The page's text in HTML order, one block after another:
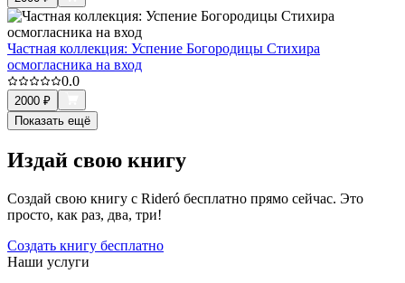
Частная коллекция: Успение Богородицы Стихира
осмогласника на вход
0.0
2000 ₽
Показать ещё
Издай свою книгу
Создай свою книгу с Rideró бесплатно прямо сейчас. Это
просто, как раз, два, три!
Создать книгу бесплатно
Наши услуги